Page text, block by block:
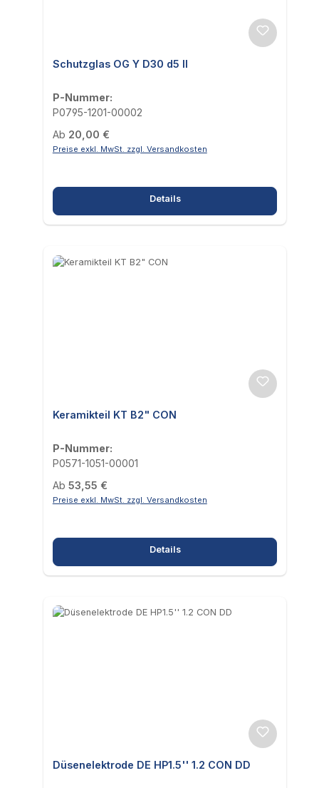
Schutzglas OG Y D30 d5 II
P-Nummer:
P0795-1201-00002
Regulärer Preis:
Ab 20,00 €
Preise exkl. MwSt. zzgl. Versandkosten
Details
Keramikteil KT B2" CON
P-Nummer:
P0571-1051-00001
Regulärer Preis:
Ab 53,55 €
Preise exkl. MwSt. zzgl. Versandkosten
Details
Düsenelektrode DE HP1.5'' 1.2 CON DD